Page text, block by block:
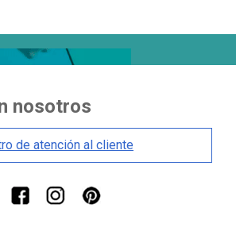
nosotros
de atención al cliente